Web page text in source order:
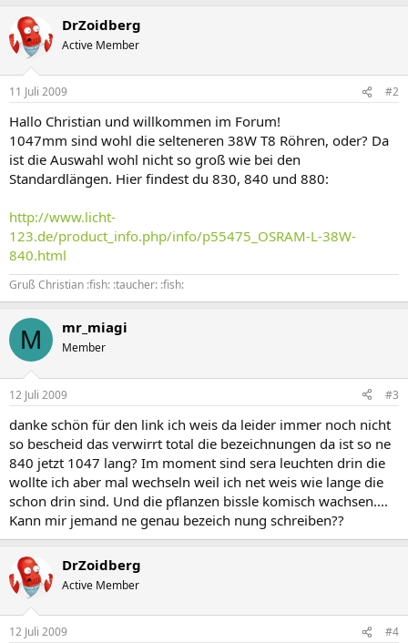
DrZoidberg
Active Member
11 Juli 2009 #2
Hallo Christian und willkommen im Forum!
1047mm sind wohl die selteneren 38W T8 Röhren, oder? Da
ist die Auswahl wohl nicht so groß wie bei den
Standardlängen. Hier findest du 830, 840 und 880:
http://www.licht-
123.de/product_info.php/info/p55475_OSRAM-L-38W-
840.html
Gruß Christian :fish: :taucher: :fish:
M mr_miagi
Member
12 Juli 2009 #3
danke schön für den link ich weis da leider immer noch nicht
so bescheid das verwirrt total die bezeichnungen da ist so ne
840 jetzt 1047 lang? Im moment sind sera leuchten drin die
wollte ich aber mal wechseln weil ich net weis wie lange die
schon drin sind. Und die pflanzen bissle komisch wachsen....
Kann mir jemand ne genau bezeich nung schreiben??
DrZoidberg
Active Member
12 Juli 2009 #4